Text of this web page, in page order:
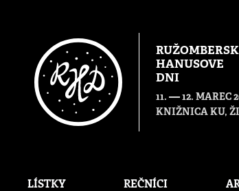
HANUSOVE
DNI
11. — 12. MAREC
KNIŽNICA KU,
LÍSTKY REČNÍCI